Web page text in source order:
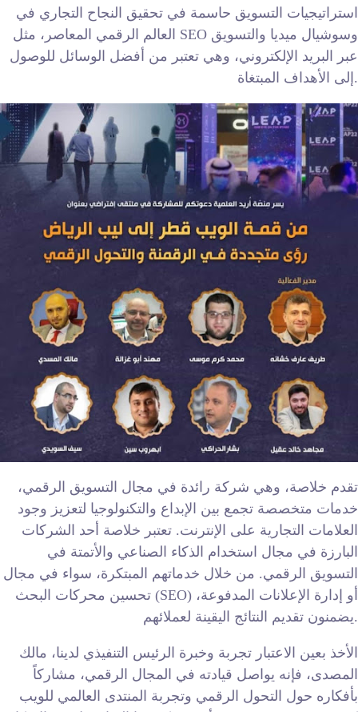
استراتيجيات التسويق حاسمة في تحقيق النجاح التجاري في
العالم الرقمي المعاصر، مثل SEO وسوشيال ميديا والتسويق
عبر البريد الإلكتروني، وهي تعتبر من أفضل الوسائل للوصول
إلى الأهداف المبتغاة.
تقدم خلاصة، وهي شركة رائدة في مجال التسويق الرقمي،
خدمات متخصصة تجمع بين الإبداع والتكنولوجيا لتعزيز وجود
العلامات التجارية على الإنترنت. تعتبر خلاصة أحد الشركات
البارزة في مجال استخدام الذكاء الصناعي والأتمتة في
التسويق الرقمي. من خلال خدماتهم المبتكرة، سواء في مجال
تحسين محركات البحث (SEO) أو إدارة الإعلانات المدفوعة،
يضمنون تقديم النتائج اليقينة لعملائهم.
الأخذ بعين الاعتبار تجربة وخبرة الرئيس التنفيذي لدينا، مالك
المصدى، فإنه يواصل قيادته في المجال الرقمي، مشاركاً
بأفكاره حول التحول الرقمي وتجربة المنتدى العالمي للويب